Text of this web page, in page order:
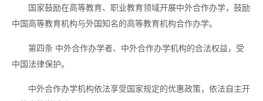
国家鼓励在高等教育、职业教育领域开展中外合作办学，鼓励
中国高等教育机构与外国知名的高等教育机构合作办学。
第四条 中外合作办学者、中外合作办学机构的合法权益，受
中国法律保护。
中外合作办学机构依法享受国家规定的优惠政策，依法自主开